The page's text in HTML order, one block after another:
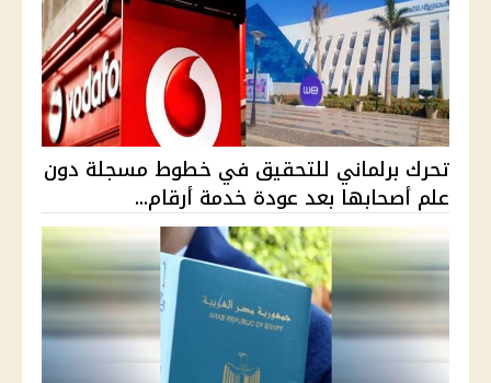
تحرك برلماني للتحقيق في خطوط مسجلة دون
علم أصحابها بعد عودة خدمة أرقام...